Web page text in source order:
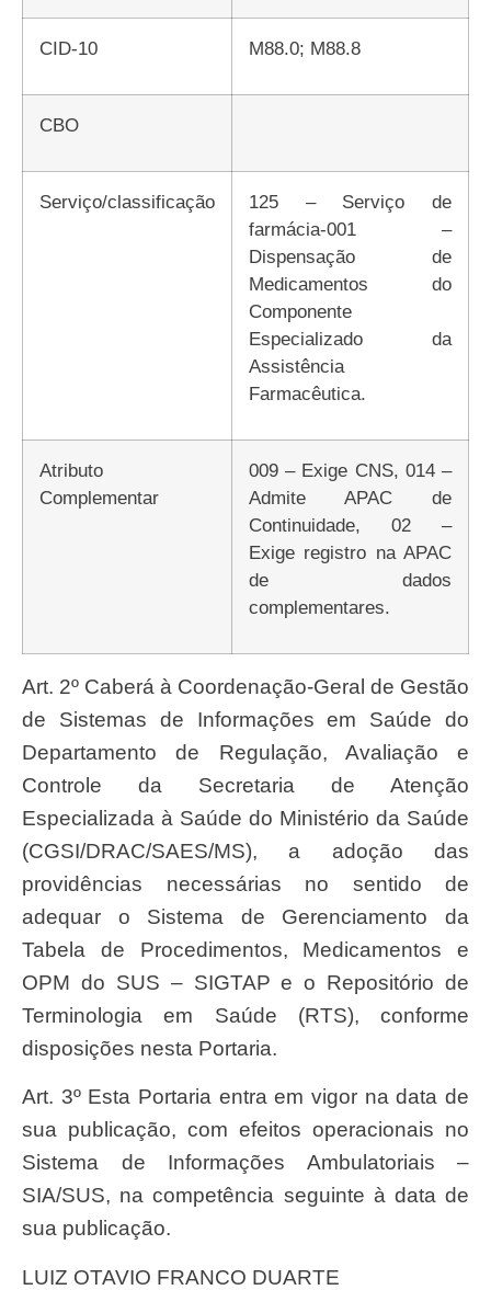
CID-10 M88.0; M88.8
CBO
Serviço/classificação
125 – Serviço de
farmácia-001 –
Dispensação de
Medicamentos do
Componente
Especializado da
Assistência
Farmacêutica.
Atributo
Complementar
009 – Exige CNS, 014 –
Admite APAC de
Continuidade, 02 –
Exige registro na APAC
de dados
complementares.
Art. 2º Caberá à Coordenação-Geral de Gestão
de Sistemas de Informações em Saúde do
Departamento de Regulação, Avaliação e
Controle da Secretaria de Atenção
Especializada à Saúde do Ministério da Saúde
(CGSI/DRAC/SAES/MS), a adoção das
providências necessárias no sentido de
adequar o Sistema de Gerenciamento da
Tabela de Procedimentos, Medicamentos e
OPM do SUS – SIGTAP e o Repositório de
Terminologia em Saúde (RTS), conforme
disposições nesta Portaria.
Art. 3º Esta Portaria entra em vigor na data de
sua publicação, com efeitos operacionais no
Sistema de Informações Ambulatoriais –
SIA/SUS, na competência seguinte à data de
sua publicação.
LUIZ OTAVIO FRANCO DUARTE